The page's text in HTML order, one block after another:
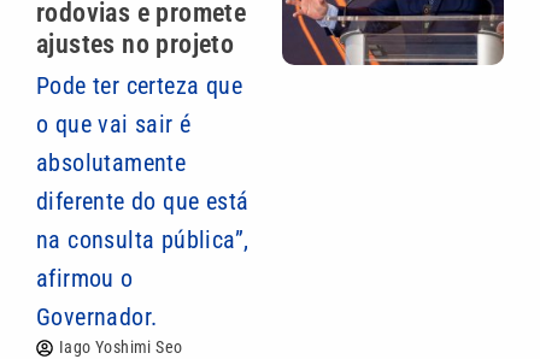
rodovias e promete
ajustes no projeto
Pode ter certeza que
o que vai sair é
absolutamente
diferente do que está
na consulta pública”,
afirmou o
Governador.
Iago Yoshimi Seo